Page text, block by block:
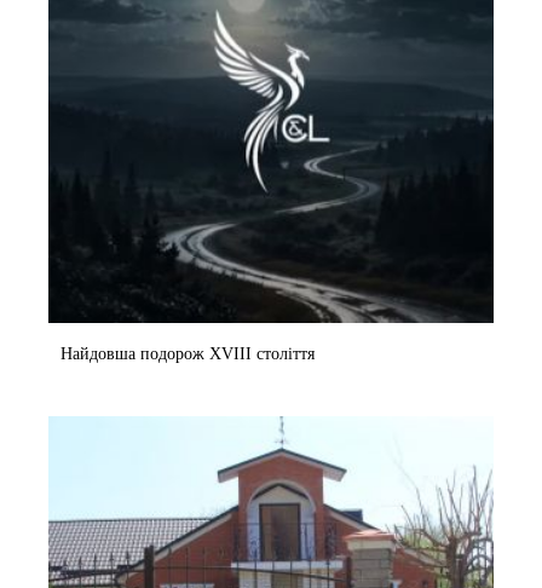
Найдовша подорож XVIII століття